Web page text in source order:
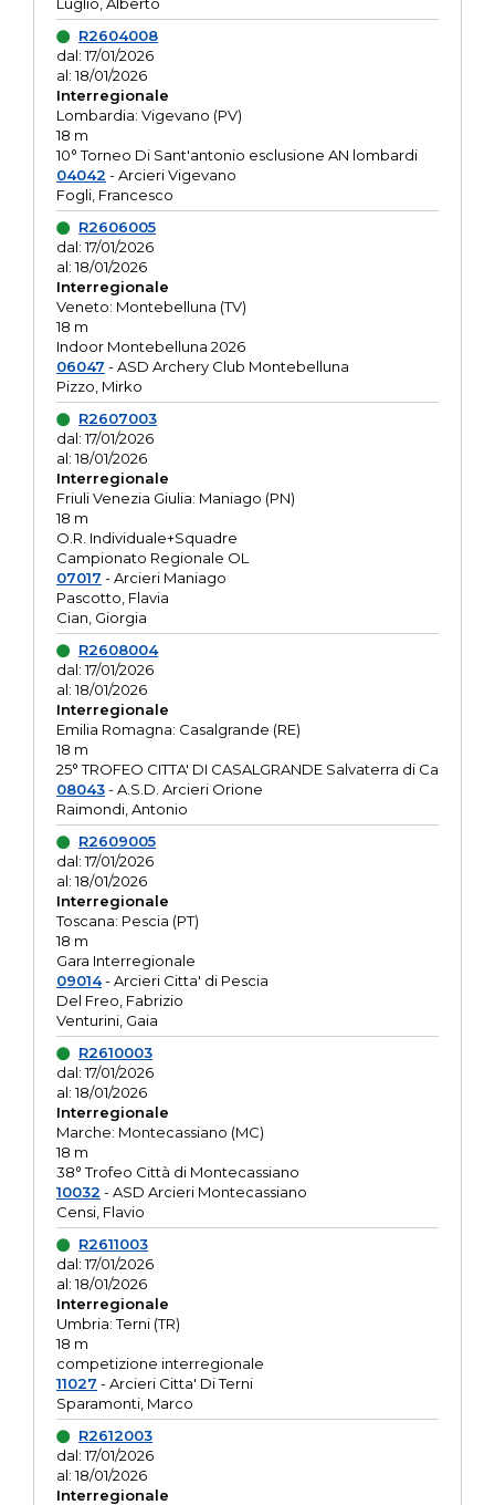
R2604008
dal: 17/01/2026
al: 18/01/2026
Interregionale
Lombardia: Vigevano (PV)
18 m
10° Torneo Di Sant'antonio esclusione AN lombardi
04042 - Arcieri Vigevano
Fogli, Francesco
R2606005
dal: 17/01/2026
al: 18/01/2026
Interregionale
Veneto: Montebelluna (TV)
18 m
Indoor Montebelluna 2026
06047 - ASD Archery Club Montebelluna
Pizzo, Mirko
R2607003
dal: 17/01/2026
al: 18/01/2026
Interregionale
Friuli Venezia Giulia: Maniago (PN)
18 m
O.R. Individuale+Squadre
Campionato Regionale OL
07017 - Arcieri Maniago
Pascotto, Flavia
Cian, Giorgia
R2608004
dal: 17/01/2026
al: 18/01/2026
Interregionale
Emilia Romagna: Casalgrande (RE)
18 m
25° TROFEO CITTA' DI CASALGRANDE Salvaterra di Ca
08043- A.S.D. Arcieri Orione
Raimondi, Antonio
R2609005
dal: 17/01/2026
al: 18/01/2026
Interregionale
Toscana: Pescia (PT)
18 m
Gara Interregionale
09014- Arcieri Citta' di Pescia
Del Freo, Fabrizio
Venturini, Gaia
R2610003
dal: 17/01/2026
al: 18/01/2026
Interregionale
Marche: Montecassiano (MC)
18 m
38° Trofeo Città di Montecassiano
10032 - ASD Arcieri Montecassiano
Censi, Flavio
R2611003
dal: 17/01/2026
al: 18/01/2026
Interregionale
Umbria: Terni (TR)
18 m
competizione interregionale
11027 - Arcieri Citta' Di Terni
Sparamonti, Marco
R2612003
dal: 17/01/2026
al: 18/01/2026
Interregionale